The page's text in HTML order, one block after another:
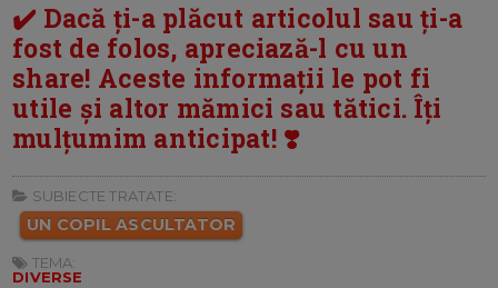
✔️ Dacă ți-a plăcut articolul sau ți-a
fost de folos, apreciază-l cu un
share! Aceste informații le pot fi
utile și altor mămici sau tătici. Îți
mulțumim anticipat! ❣️
SUBIECTE TRATATE:
UN COPIL ASCULTATOR
TEMA:
DIVERSE